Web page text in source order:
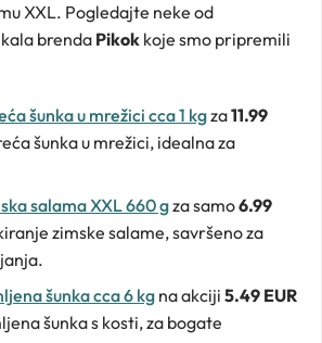
XXL. Pogledajte neke od
brenda Pikok koje smo pripremili
šunka u mrežici cca 1 kgza11.99
šunka u mrežici, idealna za
salama XXL 660 gza samo6.99
zimske salame, savršeno za
šunka cca 6 kg na akciji 5.49 EUR
šunka s kosti, za bogate